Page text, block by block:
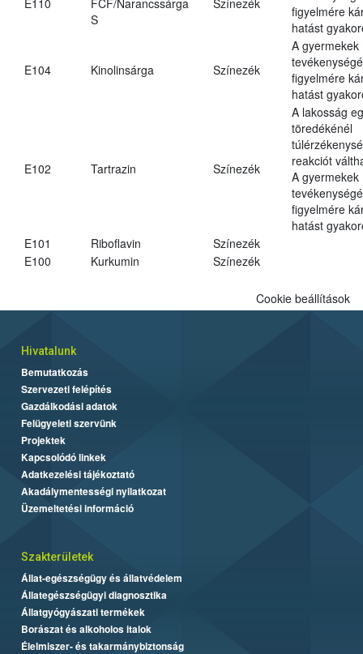
S
figyelmére
hatást
E104 Kinolinsárga Színezék
A gyermekek
figyelmére
hatást
E102 Tartrazin Színezék
A lakosság
töredékénél
reakciót
A gyermekek
figyelmére
hatást
E101
Riboflavin
Színezék
E100
Kurkumin Színezék
Cookie beállítások
Hivatalunk
Bemutatkozás
Szervezeti felépítés
Gazdálkodási adatok
Felügyeleti szervünk
Projektek
Kapcsolódó linkek
Adatkezelési tájékoztató
Akadálymentességi nyilatkozat
Üzemeltetési információ
Szakterületek
Állat-egészségügy és állatvédelem
Állategészségügyi diagnosztika
Állatgyógyászati termékek
Borászat és alkoholos italok
Élelmiszer- és takarmánybiztonság